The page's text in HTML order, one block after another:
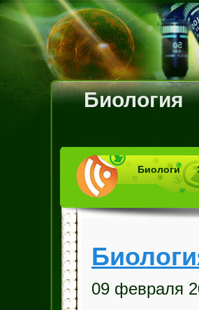
Биология
Биологи
09 февраля